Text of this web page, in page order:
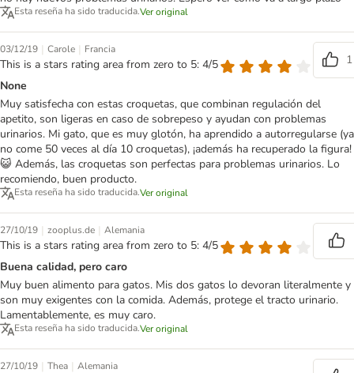
Esta reseña ha sido traducida.Ver original
03/12/19 | Carole | Francia
This is a stars rating area from zero to 5: 4/5
1
None
Muy satisfecha con estas croquetas, que combinan regulación del
apetito, son ligeras en caso de sobrepeso y ayudan con problemas
urinarios. Mi gato, que es muy glotón, ha aprendido a autorregularse (ya
no come 50 veces al día 10 croquetas), ¡además ha recuperado la figura!
😺 Además, las croquetas son perfectas para problemas urinarios. Lo
recomiendo, buen producto.
Esta reseña ha sido traducida.Ver original
27/10/19 | zooplus.de | Alemania
This is a stars rating area from zero to 5: 4/5
Buena calidad, pero caro
Muy buen alimento para gatos. Mis dos gatos lo devoran literalmente y
son muy exigentes con la comida. Además, protege el tracto urinario.
Lamentablemente, es muy caro.
Esta reseña ha sido traducida.Ver original
27/10/19 | Thea | Alemania